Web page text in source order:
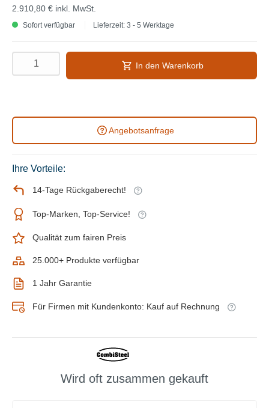
2.910,80 € inkl. MwSt.
Sofort verfügbar Lieferzeit: 3 - 5 Werktage
In den Warenkorb
Angebotsanfrage
Ihre Vorteile:
14-Tage Rückgaberecht!
Top-Marken, Top-Service!
Qualität zum fairen Preis
25.000+ Produkte verfügbar
1 Jahr Garantie
Für Firmen mit Kundenkonto: Kauf auf Rechnung
Wird oft zusammen gekauft